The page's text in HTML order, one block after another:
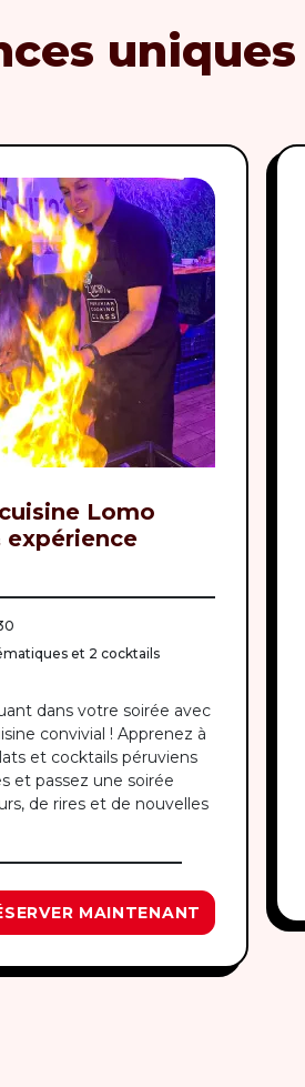
uniques
Lomo
expérience
et 2 cocktails
dans votre soirée avec
convivial ! Apprenez à
et cocktails péruviens
et passez une soirée
de rires et de nouvelles
MAINTENANT